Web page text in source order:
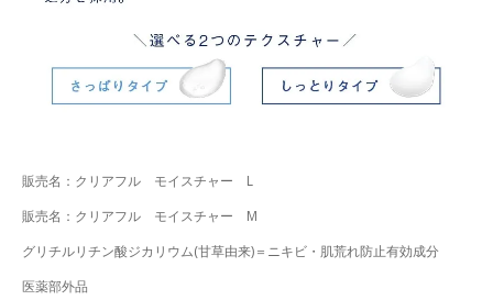
販売名：クリアフル モイスチャー L
販売名：クリアフル モイスチャー M
グリチルリチン酸ジカリウム(甘草由来)＝ニキビ・肌荒れ防止有効成分
医薬部外品